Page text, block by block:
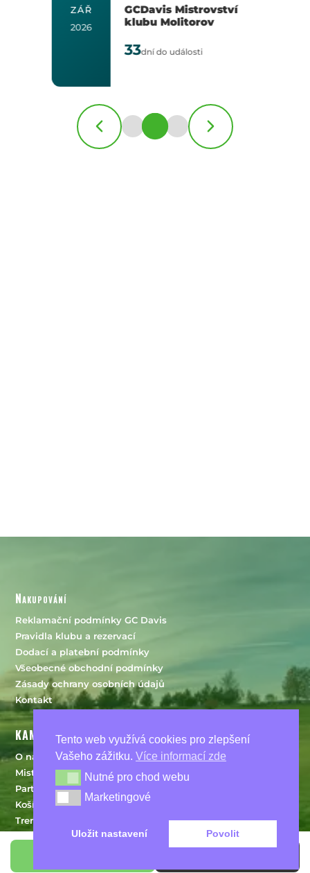
ZÁŘ
2026
GCDavis Mistrovství
klubu Molitorov
33dní do události
Nakupování
Reklamační podmínky GC Davis
Pravidla klubu a rezervací
Dodací a platební podmínky
Všeobecné obchodní podmínky
Zásady ochrany osobních údajů
Kontakt
KAM DÁLE?
O nás
Mistři klubu
Partneři
Košík
Trenéři
Pravidla golfu
Tento web využívá cookies pro zlepšení
Vašeho zážitku. Více informací zde
Nutné pro chod webu
Nutné pro chod webu
Marketingové
Marketingové
Uložit nastavení Povolit